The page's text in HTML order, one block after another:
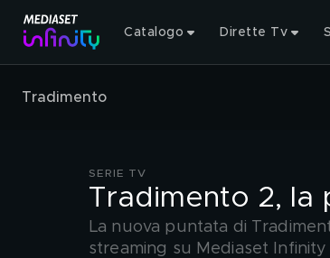
Catalogo Dirette Tv
Tradimento
SERIE TV
Tradimento 2, la
La nuova puntata di
streaming su Mediaset Infinity